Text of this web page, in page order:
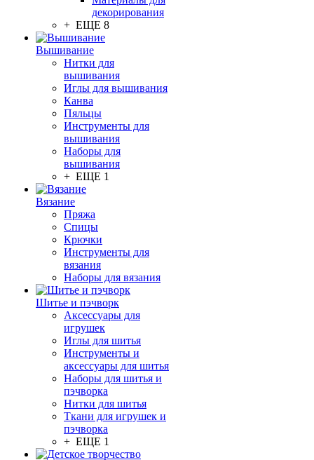
декорирования
+ ЕЩЕ 8
Вышивание
Нитки для
вышивания
Иглы для вышивания
Канва
Пяльцы
Инструменты для
вышивания
Наборы для
вышивания
+ ЕЩЕ 1
Вязание
Пряжа
Спицы
Крючки
Инструменты для
вязания
Наборы для вязания
Шитье и пэчворк
Аксессуары для
игрушек
Иглы для шитья
Инструменты и
аксессуары для шитья
Наборы для шитья и
пэчворка
Нитки для шитья
Ткани для игрушек и
пэчворка
+ ЕЩЕ 1